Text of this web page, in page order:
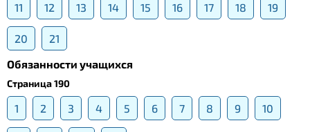
11 12 13 14 15 16 17 18 19
20
21
Обязанности учащихся
Страница 190
1 2 3 4 5 6 7 8 9 10